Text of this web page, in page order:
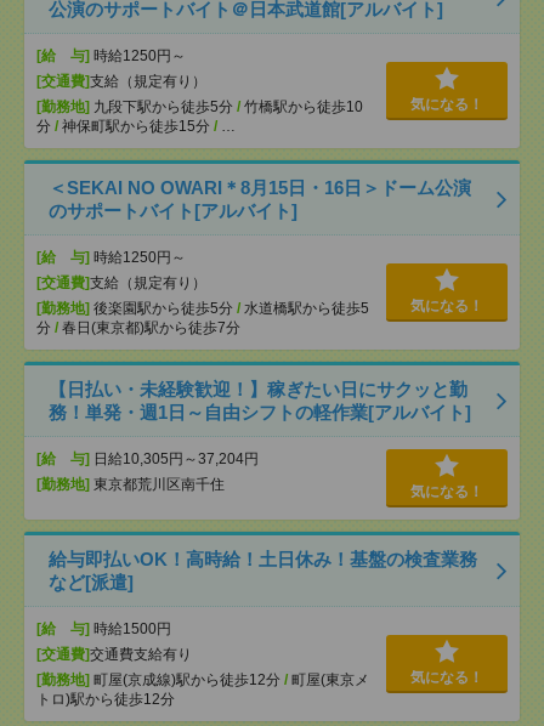
公演のサポートバイト＠日本武道館[アルバイト]
[給 与] 時給1250円～
[交通費]支給（規定有り）
[勤務地] 九段下駅から徒歩5分 / 竹橋駅から徒歩10
分 / 神保町駅から徒歩15分 / …
気になる！
＜SEKAI NO OWARI＊8月15日・16日＞ドーム公演
のサポートバイト[アルバイト]
[給 与] 時給1250円～
[交通費]支給（規定有り）
[勤務地] 後楽園駅から徒歩5分 / 水道橋駅から徒歩5
分 / 春日(東京都)駅から徒歩7分
気になる！
【日払い・未経験歓迎！】稼ぎたい日にサクッと勤
務！単発・週1日～自由シフトの軽作業[アルバイト]
[給 与] 日給10,305円～37,204円
[勤務地] 東京都荒川区南千住 気になる！
給与即払いOK！高時給！土日休み！基盤の検査業務
など[派遣]
[給 与] 時給1500円
[交通費]交通費支給有り
[勤務地] 町屋(京成線)駅から徒歩12分 / 町屋(東京メ
トロ)駅から徒歩12分
気になる！